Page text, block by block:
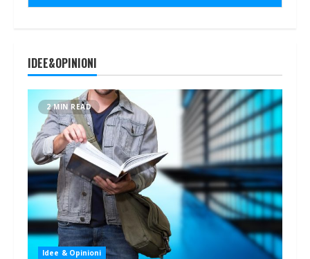
IDEE&OPINIONI
2 MIN READ
Idee & Opinioni